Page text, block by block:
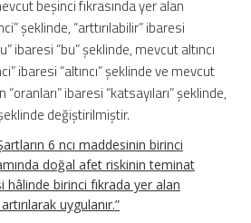
beşinci fıkrasında yer alan
şeklinde, “arttırılabilir” ibaresi
ibaresi “bu” şeklinde, mevcut altıncı
ibaresi “altıncı” şeklinde ve mevcut
ibaresi “katsayıları” şeklinde,
şeklinde değiştirilmiştir.
6 ncı maddesinin birinci
doğal afet riskinin teminat
hâlinde birinci fıkrada yer alan
uygulanır.”